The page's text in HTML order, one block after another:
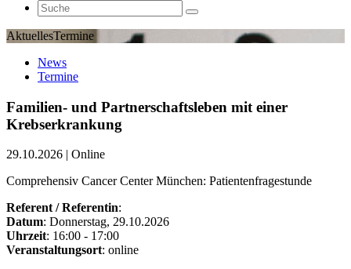
AktuellesTermine
News
Termine
Familien- und Partnerschaftsleben mit einer
Krebserkrankung
29.10.2026 | Online
Comprehensiv Cancer Center München: Patientenfragestunde
Referent / Referentin:
Datum: Donnerstag, 29.10.2026
Uhrzeit: 16:00 - 17:00
Veranstaltungsort: online